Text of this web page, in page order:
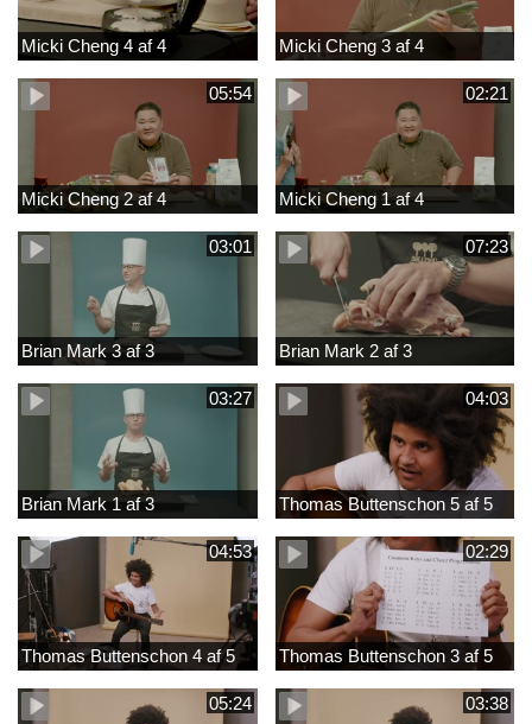
Micki Cheng 4 af 4 Micki Cheng 3 af 4
05:54
Micki Cheng 2 af 4
02:21
Micki Cheng 1 af 4
03:01
Brian Mark 3 af 3
07:23
Brian Mark 2 af 3
03:27
Brian Mark 1 af 3
04:03
Thomas Buttenschon 5 af 5
04:53
Thomas Buttenschon 4 af 5
02:29
Thomas Buttenschon 3 af 5
05:24 03:38